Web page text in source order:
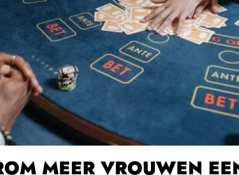
MEER VROUWEN